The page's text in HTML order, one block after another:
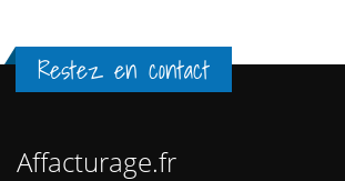
Restez en contact
Affacturage.fr